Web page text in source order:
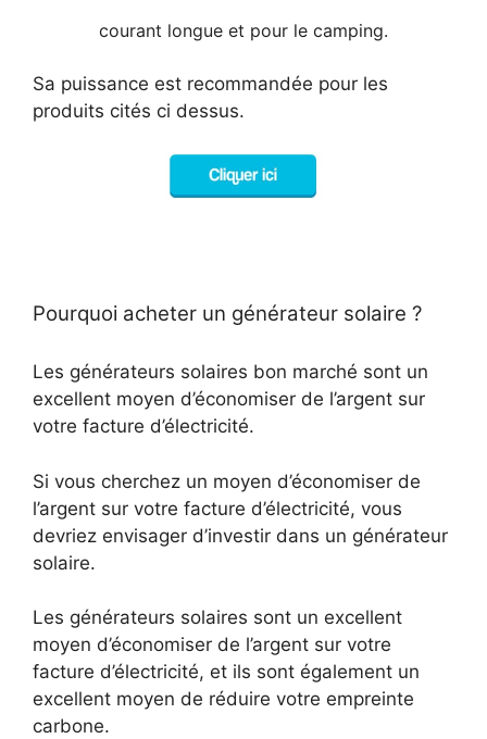
courant longue et pour le camping.
Sa puissance est recommandée pour les
produits cités ci dessus.
Pourquoi acheter un générateur solaire ?
Les générateurs solaires bon marché sont un
excellent moyen d’économiser de l’argent sur
votre facture d’électricité.
Si vous cherchez un moyen d’économiser de
l’argent sur votre facture d’électricité, vous
devriez envisager d’investir dans un générateur
solaire.
Les générateurs solaires sont un excellent
moyen d’économiser de l’argent sur votre
facture d’électricité, et ils sont également un
excellent moyen de réduire votre empreinte
carbone.